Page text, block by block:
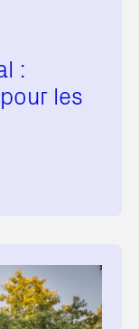
:
les